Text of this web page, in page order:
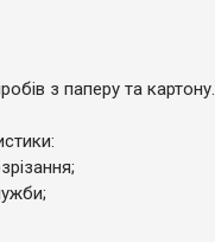
з паперу та картону.